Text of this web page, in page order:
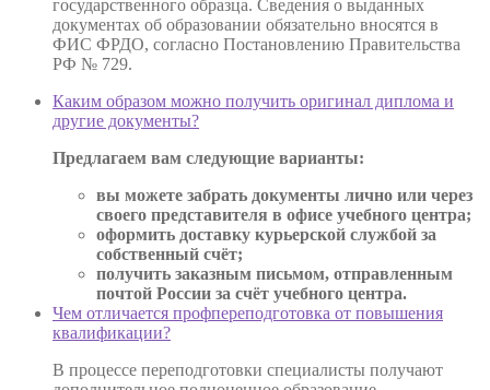
государственного образца. Сведения о выданных
документах об образовании обязательно вносятся в
ФИС ФРДО, согласно Постановлению Правительства
РФ № 729.
Каким образом можно получить оригинал диплома и
другие документы?
Предлагаем вам следующие варианты:
вы можете забрать документы лично или через
своего представителя в офисе учебного центра;
оформить доставку курьерской службой за
собственный счёт;
получить заказным письмом, отправленным
почтой России за счёт учебного центра.
Чем отличается профпереподготовка от повышения
квалификации?
В процессе переподготовки специалисты получают